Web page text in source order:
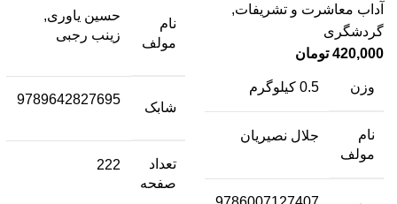
آداب معاشرت و تشریفات,
گردشگری
420,000 تومان
وزن 0.5 کیلوگرم
نام
مولف
جلال نصیریان
نام
مولف
حسین یاوری,
زینب رجبی
شابک
9789642827695
تعداد
صفحه
222